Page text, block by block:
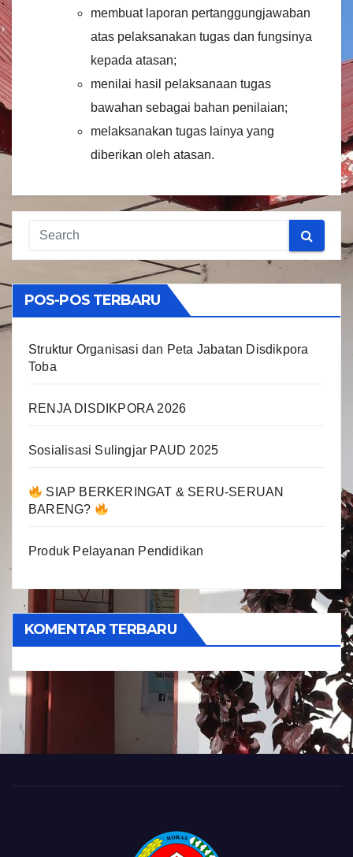
membuat laporan pertanggungjawaban
atas pelaksanakan tugas dan fungsinya
kepada atasan;
menilai hasil pelaksanaan tugas
bawahan sebagai bahan penilaian;
melaksanakan tugas lainya yang
diberikan oleh atasan.
POS-POS TERBARU
Struktur Organisasi dan Peta Jabatan Disdikpora
Toba
RENJA DISDIKPORA 2026
Sosialisasi Sulingjar PAUD 2025
SIAP BERKERINGAT & SERU-SERUAN
BARENG?
Produk Pelayanan Pendidikan
KOMENTAR TERBARU